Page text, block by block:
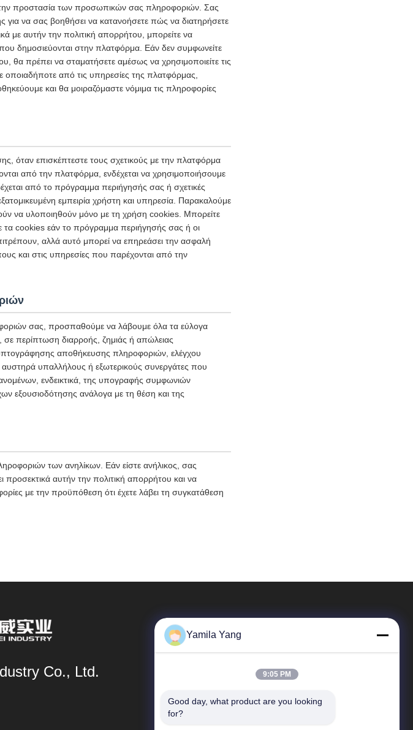
προστασία των προσωπικών σας πληροφοριών. Σας
για να σας βοηθήσει να κατανοήσετε πώς να διατηρήσετε
με αυτήν την πολιτική απορρήτου, μπορείτε να
δημοσιεύονται στην πλατφόρμα. Εάν δεν συμφωνείτε
θα πρέπει να σταματήσετε αμέσως να χρησιμοποιείτε τις
οποιαδήποτε από τις υπηρεσίες της πλατφόρμας,
και θα μοιραζόμαστε νόμιμα τις πληροφορίες
όταν επισκέπτεστε τους σχετικούς με την πλατφόρμα
από την πλατφόρμα, ενδέχεται να χρησιμοποιήσουμε
από το πρόγραμμα περιήγησής σας ή σχετικές
εμπειρία χρήστη και υπηρεσία. Παρακαλούμε
να υλοποιηθούν μόνο με τη χρήση cookies. Μπορείτε
cookies εάν το πρόγραμμα περιήγησής σας ή οι
αλλά αυτό μπορεί να επηρεάσει την ασφαλή
και στις υπηρεσίες που παρέχονται από την
σας, προσπαθούμε να λάβουμε όλα τα εύλογα
περίπτωση διαρροής, ζημιάς ή απώλειας
αποθήκευσης πληροφοριών, ελέγχου
υπαλλήλους ή εξωτερικούς συνεργάτες που
ενδεικτικά, της υπογραφής συμφωνιών
εξουσιοδότησης ανάλογα με τη θέση και της
των ανηλίκων. Εάν είστε ανήλικος, σας
αυτήν την πολιτική απορρήτου και να
με την προϋπόθεση ότι έχετε λάβει τη συγκατάθεση
Co., Ltd.
Γρήγορες Συνδέσεις
Yamila Yang
9:05 PM
Good day, what product are you looking
for?